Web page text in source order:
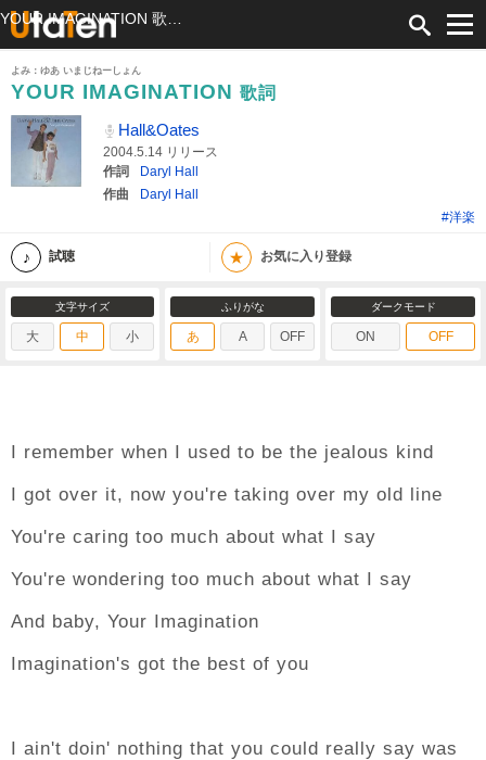
よみ：ゆあ いまじねーしょん
YOUR IMAGINATION 歌詞
Hall&Oates
2004.5.14 リリース
作詞
Daryl Hall
作曲
Daryl Hall
#洋楽
試聴 ★ お気に入り登録
文字サイズ
大 中 小
ふりがな
あ A OFF
ダークモード
ON OFF
I remember when I used to be the jealous kind
I got over it, now you're taking over my old line
You're caring too much about what I say
You're wondering too much about what I say
And baby, Your Imagination
Imagination's got the best of you
I ain't doin' nothing that you could really say was